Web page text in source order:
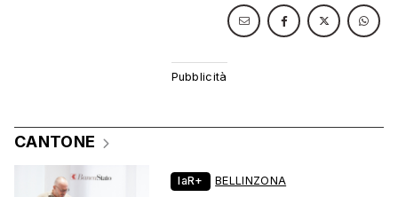
CANTONE
laR+ BELLINZONA